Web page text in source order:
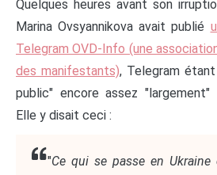
Quelques heures avant son
Marina Ovsyannikova avait publié
Telegram OVD-Info (une
des manifestants), Telegram
public" encore assez "largement"
Elle y disait ceci :
"Ce qui se passe en